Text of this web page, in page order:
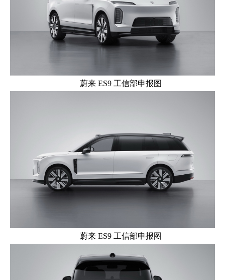
蔚来 ES9 工信部申报图
蔚来 ES9 工信部申报图